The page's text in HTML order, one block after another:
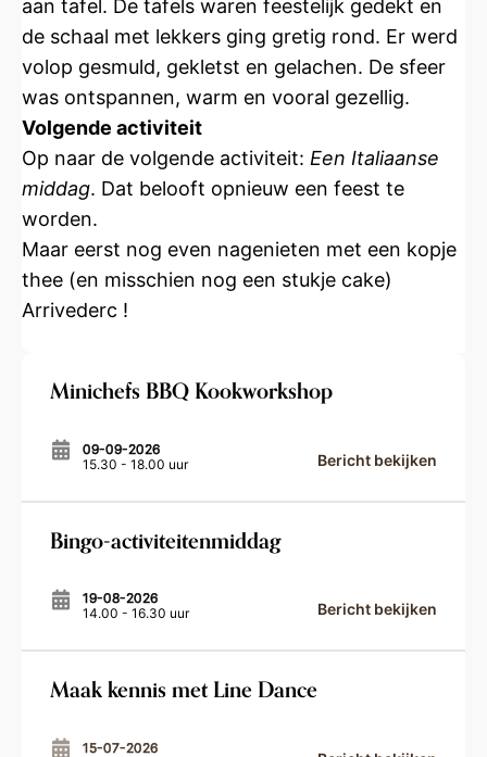
aan tafel. De tafels waren feestelijk gedekt en
de schaal met lekkers ging gretig rond. Er werd
volop gesmuld, gekletst en gelachen. De sfeer
was ontspannen, warm en vooral gezellig.
Volgende activiteit
Op naar de volgende activiteit: Een Italiaanse
middag. Dat belooft opnieuw een feest te
worden.
Maar eerst nog even nagenieten met een kopje
thee (en misschien nog een stukje cake)
Arrivederc !
Minichefs BBQ Kookworkshop
09-09-2026
15.30 - 18.00 uur
Bericht bekijken
Bingo-activiteitenmiddag
19-08-2026
14.00 - 16.30 uur
Bericht bekijken
Maak kennis met Line Dance
15-07-2026